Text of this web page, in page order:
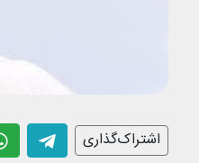
اشتراک‌گذاری